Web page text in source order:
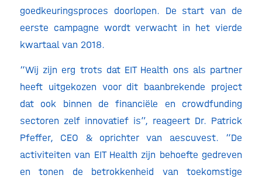
goedkeuringsproces doorlopen. De start van de
eerste campagne wordt verwacht in het vierde
kwartaal van 2018.
“Wij zijn erg trots dat EIT Health ons als partner
heeft uitgekozen voor dit baanbrekende project
dat ook binnen de financiële en crowdfunding
sectoren zelf innovatief is”, reageert Dr. Patrick
Pfeffer, CEO & oprichter van aescuvest. “De
activiteiten van EIT Health zijn behoefte gedreven
en tonen de betrokkenheid van toekomstige